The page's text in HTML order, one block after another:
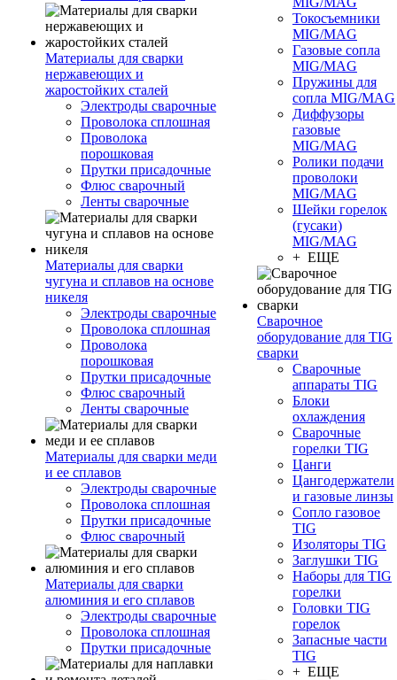
Материалы для сварки
нержавеющих и
жаростойких сталей
Электроды сварочные
Проволока сплошная
Проволока
порошковая
Прутки присадочные
Флюс сварочный
Ленты сварочные
Материалы для сварки
чугуна и сплавов на основе
никеля
Электроды сварочные
Проволока сплошная
Проволока
порошковая
Прутки присадочные
Флюс сварочный
Ленты сварочные
Материалы для сварки меди
и ее сплавов
Электроды сварочные
Проволока сплошная
Прутки присадочные
Флюс сварочный
Материалы для сварки
алюминия и его сплавов
Электроды сварочные
Проволока сплошная
Прутки присадочные
Токосъемники
MIG/MAG
Газовые сопла
MIG/MAG
Пружины для
сопла MIG/MAG
Диффузоры
газовые
MIG/MAG
Ролики подачи
проволоки
MIG/MAG
Шейки горелок
(гусаки)
MIG/MAG
+ ЕЩЕ
Сварочное
оборудование для TIG
сварки
Сварочные
аппараты TIG
Блоки
охлаждения
Сварочные
горелки TIG
Цанги
Цангодержатели
и газовые линзы
Сопло газовое
TIG
Изоляторы TIG
Заглушки TIG
Наборы для TIG
горелки
Головки TIG
горелок
Запасные части
TIG
+ ЕЩЕ